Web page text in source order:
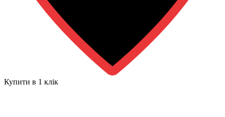
Купити в 1 клiк